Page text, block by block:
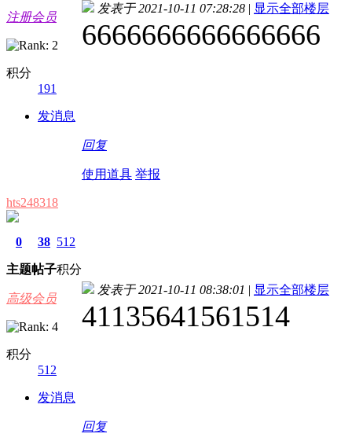
注册会员
积分
191
发消息
发表于 2021-10-11 07:28:28 | 显示全部楼层
6666666666666666
回复
使用道具 举报
hts248318
0
主题
38
帖子
512
积分
高级会员
积分
512
发消息
发表于 2021-10-11 08:38:01 | 显示全部楼层
41135641561514
回复